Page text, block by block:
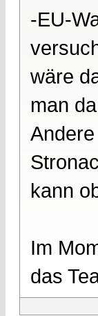
-EU-
wäre
man
kann
Im
das